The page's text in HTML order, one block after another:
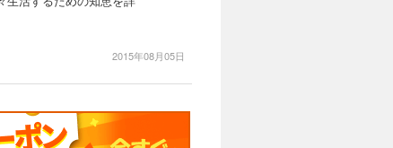
2015年08月05日